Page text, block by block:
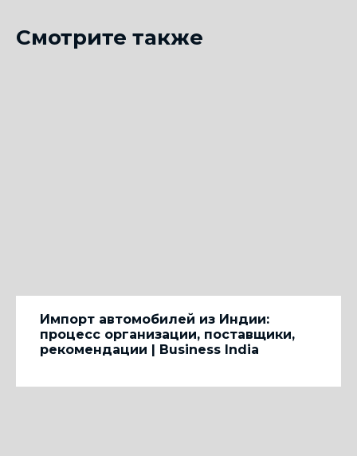
Смотрите также
Импорт автомобилей из Индии:
процесс организации, поставщики,
рекомендации | Business India